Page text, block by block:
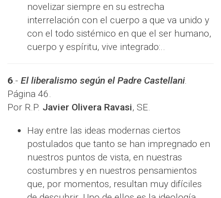
novelizar siempre en su estrecha
interrelación con el cuerpo a que va unido y
con el todo sistémico en que el ser humano,
cuerpo y espíritu, vive integrado:..
6.- El liberalismo según el Padre Castellani.
Página 46.​
Por R.P. Javier Olivera Ravasi, SE.
Hay entre las ideas modernas ciertos
postulados que tanto se han impregnado en
nuestros puntos de vista, en nuestras
costumbres y en nuestros pensamientos
que, por momentos, resultan muy difíciles